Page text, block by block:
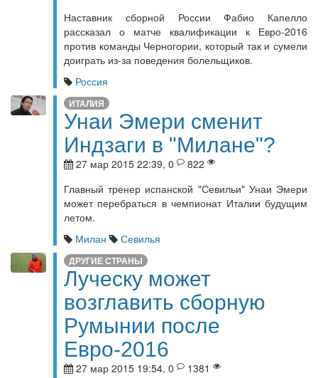
Наставник сборной России Фабио Капелло
рассказал о матче квалификации к Евро-2016
против команды Черногории, который так и сумели
доиграть из-за поведения болельщиков.
Россия
ИТАЛИЯ
Унаи Эмери сменит
Индзаги в "Милане"?
27 мар 2015 22:39, 0
822
Главный тренер испанской "Севильи" Унаи Эмери
может перебраться в чемпионат Италии будущим
летом.
Милан
Севилья
ДРУГИЕ СТРАНЫ
Луческу может
возглавить сборную
Румынии после
Евро-2016
27 мар 2015 19:54, 0
1381